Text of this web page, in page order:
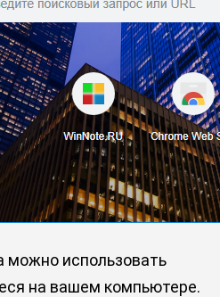
можно использовать
на вашем компьютере.